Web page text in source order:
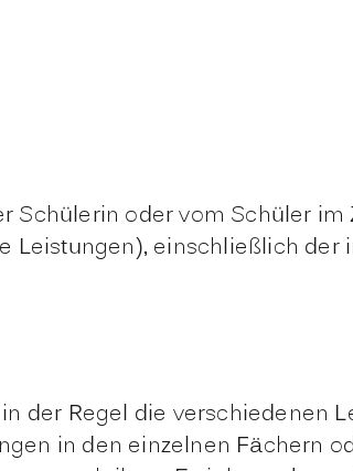
Schülerin oder vom Schüler
einschließlich der
der Regel die verschiedenen
in den einzelnen Fächern